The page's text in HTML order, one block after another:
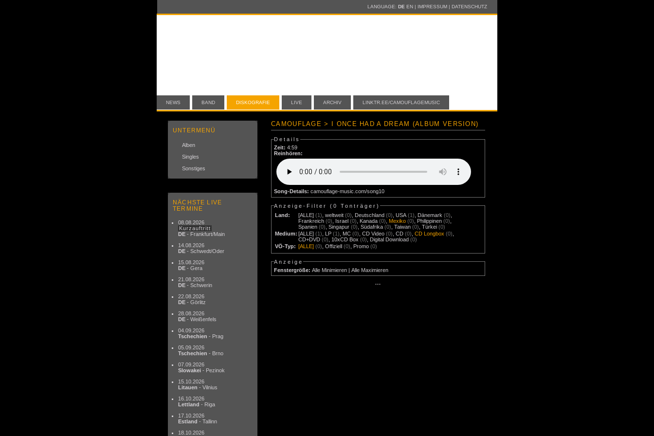
LANGUAGE: DE EN| IMPRESSUM| DATENSCHUTZ
NEWS BAND DISKOGRAFIE LIVE ARCHIV LINKTR.EE/CAMOUFLAGEMUSIC
UNTERMENÜ
Alben
Singles
Sonstiges
NÄCHSTE LIVE
TERMINE
08.08.2026
Kurzauftritt
DE - Frankfurt/Main
14.08.2026
DE - Schwedt/Oder
15.08.2026
DE - Gera
21.08.2026
DE - Schwerin
22.08.2026
DE - Görlitz
28.08.2026
DE - Weißenfels
04.09.2026
Tschechien - Prag
05.09.2026
Tschechien - Brno
07.09.2026
Slowakei - Pezinok
15.10.2026
Litauen - Vilnius
16.10.2026
Lettland - Riga
17.10.2026
Estland - Tallinn
18.10.2026
CAMOUFLAGE > I ONCE HAD A DREAM (ALBUM VERSION)
Details
Zeit: 4:59
Reinhören:
Song-Details: camouflage-music.com/song10
Anzeige-Filter (0 Tonträger)
Land:
[ALLE] (1) ,weltweit (0) Deutschland (0) ,USA (1) Dänemark (0)
Frankreich (0) Israel (0) Kanada (0) Mexiko (0) Philippinen (0)
Spanien (0) ,Singapur (0) ,Südafrika (0) ,Taiwan (0) ,Türkei (0)
Medium: [ALLE] (1) LP (1) MC (0) ,CD Video (0) ,CD (0) ,CD Longbox (0)
CD+DVD (0) 10xCD Box (0) Digital Download (0)
VÖ-Typ: [ALLE] (0) ,Offiziell (0) Promo (0)
Anzeige
Fenstergröße: Alle Minimieren |Alle Maximieren
···